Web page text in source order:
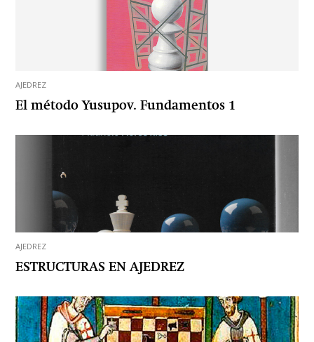
AJEDREZ
El método Yusupov. Fundamentos 1
AJEDREZ
ESTRUCTURAS EN AJEDREZ